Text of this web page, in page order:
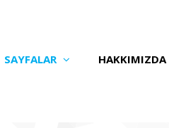
SAYFALAR HAKKIMIZDA